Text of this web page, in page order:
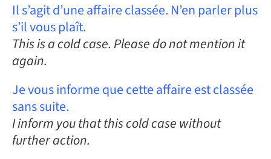
Il s’agit d’une affaire classée. N’en parler plus
s’il vous plaît.
This is a cold case. Please do not mention it
again.
Je vous informe que cette affaire est classée
sans suite.
I inform you that this cold case without
further action.